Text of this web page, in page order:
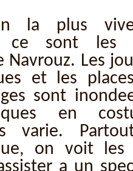
la plus
ce sont les
Les
et les
sont
en
varie.
on voit les
a un